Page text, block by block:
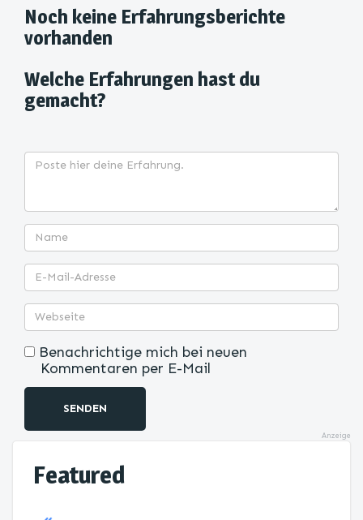
Noch keine Erfahrungsberichte
vorhanden
Welche Erfahrungen hast du
gemacht?
Benachrichtige mich bei neuen
Kommentaren per E-Mail
SENDEN
Anzeige
Featured